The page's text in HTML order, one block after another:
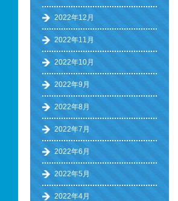
2022年12月
2022年11月
2022年10月
2022年9月
2022年8月
2022年7月
2022年6月
2022年5月
2022年4月